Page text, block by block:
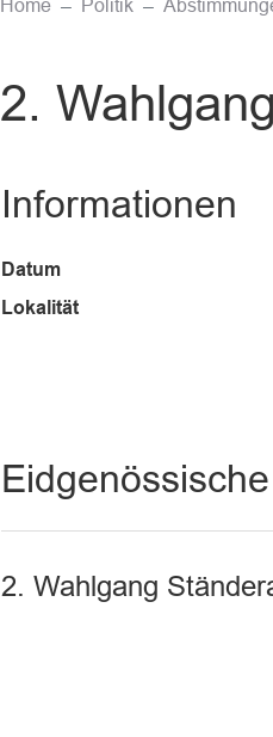
Home Politik
2.
Informationen
Datum
Lokalität
2. Wahlgang